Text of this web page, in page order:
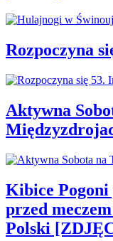
Rozpoczyna
Aktywna
Kibice Pogoni
przed
Polski